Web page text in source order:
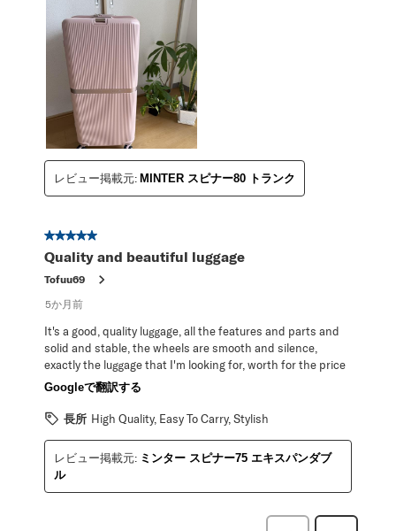
レビュー掲載元: MINTER スピナー80 トランク
星5／5個です。
Quality and beautiful luggage
Tofuu69
5か月前
It's a good, quality luggage, all the features and parts and
solid and stable, the wheels are smooth and silence,
exactly the luggage that I'm looking for, worth for the price
Googleで翻訳する
長所 High Quality, Easy To Carry, Stylish
レビュー掲載元: ミンター スピナー75 エキスパンダブ
ル